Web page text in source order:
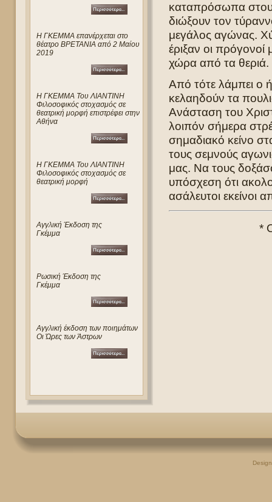
Η ΓΚΕΜΜΑ επανέρχεται στο
θέατρο ΒΡΕΤΑΝΙΑ από 2 Μαίου
2019
Η ΓΚΕΜΜΑ Του ΛΙΑΝΤΙΝΗ
Φιλοσοφικός στοχασμός σε
θεατρική μορφή επιστρέφει στην
Αθήνα
Η ΓΚΕΜΜΑ Του ΛΙΑΝΤΙΝΗ
Φιλοσοφικός στοχασμός σε
θεατρική μορφή
Αγγλική Έκδοση της
Γκέμμα
Ρωσική Έκδοση της
Γκέμμα
Αγγλική έκδοση των ποιημάτων
Οι Ώρες των Άστρων
καταπρόσωπα στου
διώξουν τον
μεγάλος αγώνας.
έριξαν οι
χώρα από τα θεριά.
Από τότε λάμπει ο
κελαηδούν τα
Ανάσταση του
λοιπόν σήμερα
σημαδιακό κείνο
τους σεμνούς
μας. Να τους
υπόσχεση ότι
ασάλευτοι εκείνοι
*